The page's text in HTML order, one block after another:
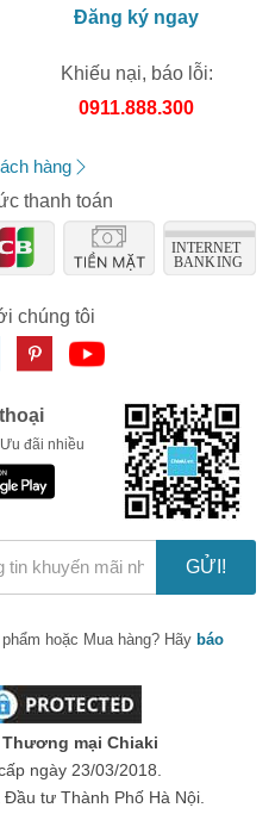
kiến thức thì nên đọc sách vào
tinh thần không thoải mái thì dù
khó có thể tiếp thu được những
giãn, giúp tinh thần thoải mái
thể chọn một cuốn sách mà bạn
Đăng ký ngay
Khiếu nại, báo lỗi:
0911.888.300
hàng
thanh toán
chúng tôi
đãi nhiều
GỬI!
hoặc Mua hàng? Hãy báo
mại Chiaki
ngày 23/03/2018.
tư Thành Phố Hà Nội.